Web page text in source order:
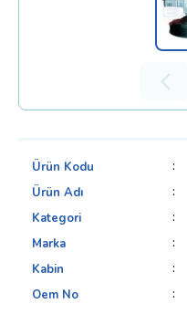
Ürün Kodu
Ürün Adı
Kategori
Marka
Kabin
Oem No